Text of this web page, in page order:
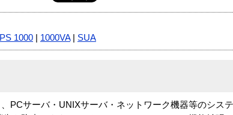
1000 1000VA| SUA
PCサーバ・UNIXサーバ・ネットワーク機器等のシス